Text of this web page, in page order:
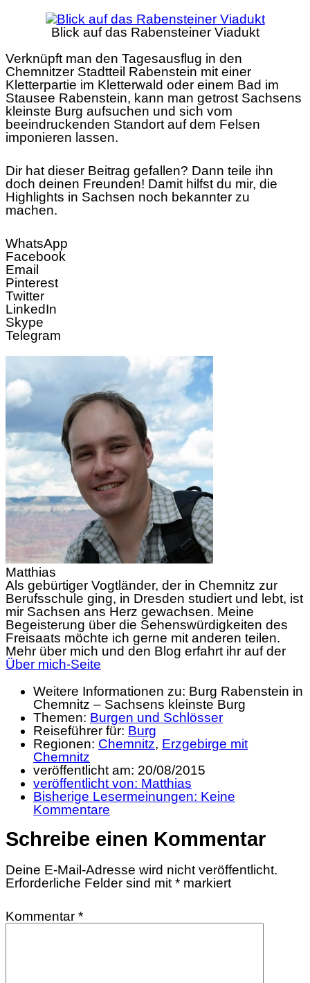
Blick auf das Rabensteiner Viadukt
Verknüpft man den Tagesausflug in den
Chemnitzer Stadtteil Rabenstein mit einer
Kletterpartie im Kletterwald oder einem Bad im
Stausee Rabenstein, kann man getrost Sachsens
kleinste Burg aufsuchen und sich vom
beeindruckenden Standort auf dem Felsen
imponieren lassen.
Dir hat dieser Beitrag gefallen? Dann teile ihn
doch deinen Freunden! Damit hilfst du mir, die
Highlights in Sachsen noch bekannter zu
machen.
WhatsApp
Facebook
Email
Pinterest
Twitter
LinkedIn
Skype
Telegram
Matthias
Als gebürtiger Vogtländer, der in Chemnitz zur
Berufsschule ging, in Dresden studiert und lebt, ist
mir Sachsen ans Herz gewachsen. Meine
Begeisterung über die Sehenswürdigkeiten des
Freisaats möchte ich gerne mit anderen teilen.
Mehr über mich und den Blog erfahrt ihr auf der
Über mich-Seite
Weitere Informationen zu: Burg Rabenstein in
Chemnitz – Sachsens kleinste Burg
Themen: Burgen und Schlösser
Reiseführer für: Burg
Regionen: Chemnitz, Erzgebirge mit
Chemnitz
veröffentlicht am: 20/08/2015
veröffentlicht von: Matthias
Bisherige Lesermeinungen: Keine
Kommentare
Schreibe einen Kommentar
Deine E-Mail-Adresse wird nicht veröffentlicht.
Erforderliche Felder sind mit * markiert
Kommentar *